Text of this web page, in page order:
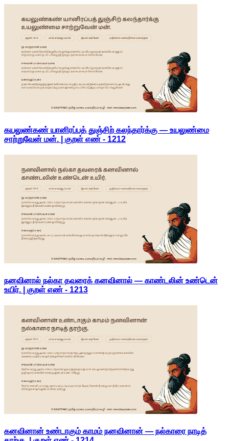
கயலுண்கண் யானிரப்பத் துஞ்சிற் கலந்தார்க்கு — உயலுண்மை
சாற்றுவேன் மன். | குறள் எண் - 1212
நனவினால் நல்கா தவரைக் கனவினால் — காண்டலின் உண்டென்
உயிர். | குறள் எண் - 1213
கனவினான் உண்டாகும் காமம் நனவினான் — நல்காரை நாடித்